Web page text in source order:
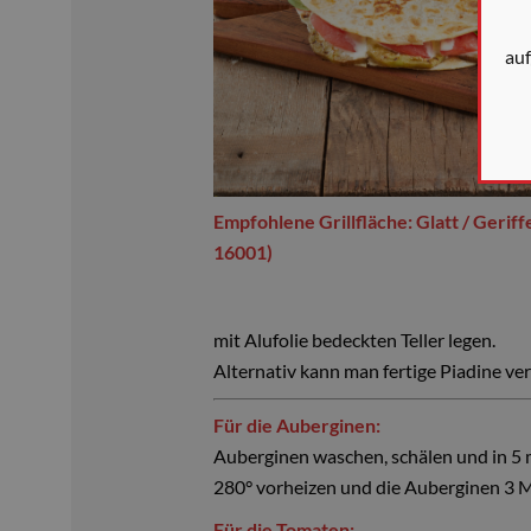
Empfohlene Grillfläche: Glatt /
16001)
mit Alufolie bedeckten Teller legen.
Alternativ kann man fertige Piadine
Für die Auberginen:
Auberginen waschen, schälen und in
280° vorheizen und die Auberginen 3